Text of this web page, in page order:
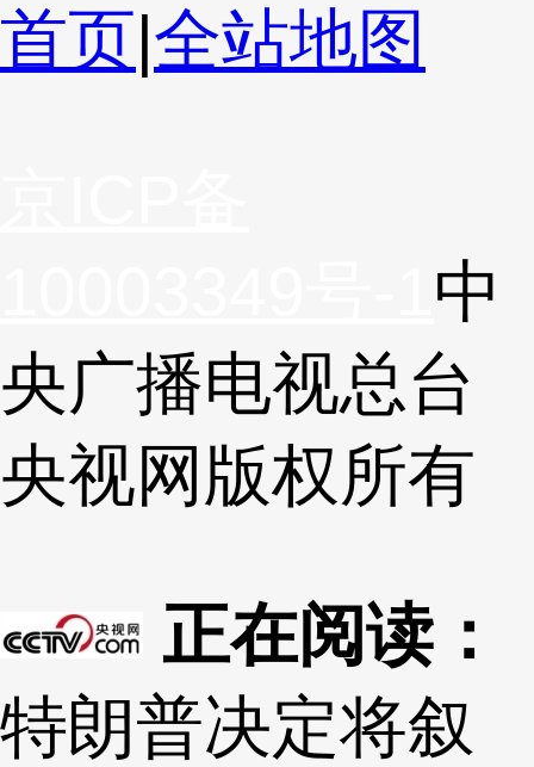
首页|全站地图
中
央广播电视总台
央视网 版权所有
正在阅读：
特朗普决定将叙